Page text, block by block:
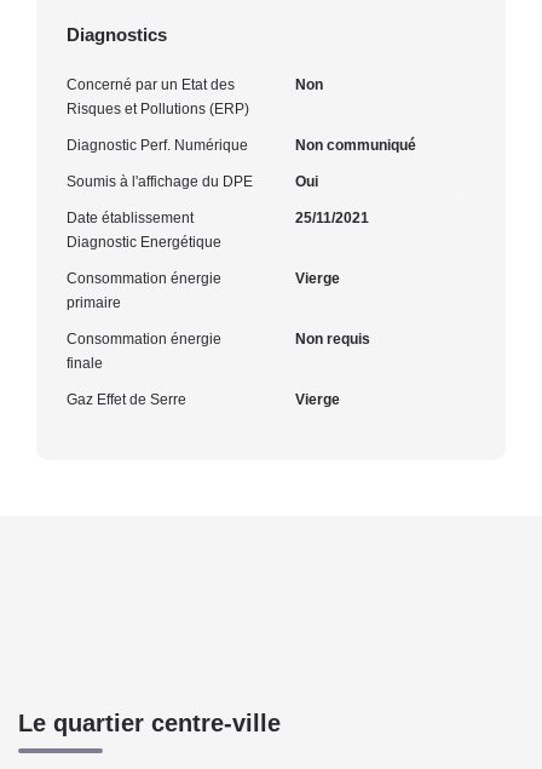
Diagnostics
Concerné par un Etat des
Risques et Pollutions (ERP)
Non
Diagnostic Perf. Numérique Non communiqué
Soumis à l'affichage du DPE Oui
Date établissement
Diagnostic Energétique
25/11/2021
Consommation énergie
primaire
Vierge
Consommation énergie
finale
Non requis
Gaz Effet de Serre Vierge
Le quartier centre-ville